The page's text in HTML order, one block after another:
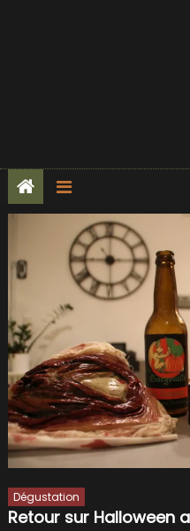
Dégustation
Retour sur Halloween